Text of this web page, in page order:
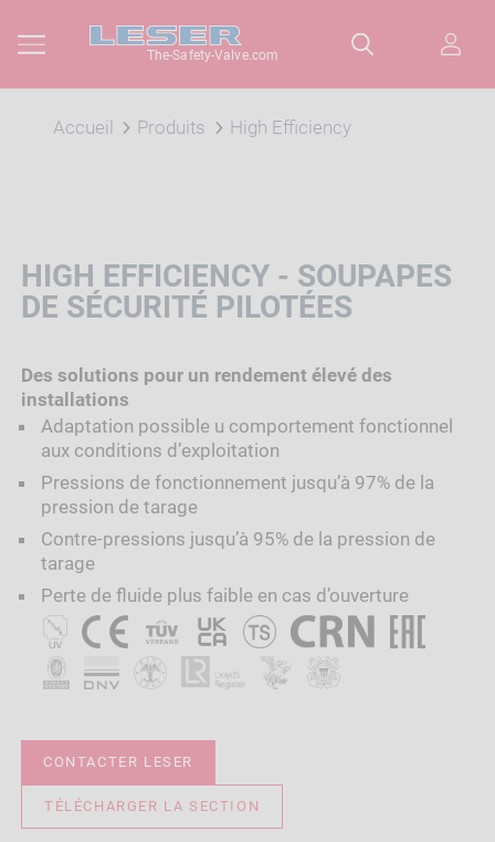
The-Safety-Valve.com
Accueil Produits High Efficiency
HIGH EFFICIENCY - SOUPAPES
DE SÉCURITÉ PILOTÉES
Des solutions pour un rendement élevé des
installations
Adaptation possible u comportement fonctionnel
aux conditions d’exploitation
Pressions de fonctionnement jusqu’à 97% de la
pression de tarage
Contre-pressions jusqu’à 95% de la pression de
tarage
Perte de fluide plus faible en cas d’ouverture
CONTACTER LESER
TÉLÉCHARGER LA SECTION